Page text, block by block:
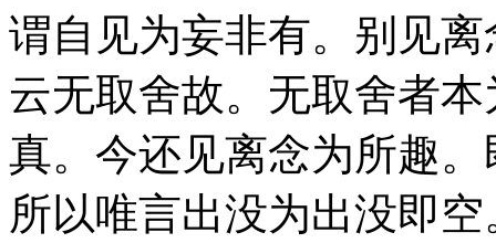
谓自见为妄非有。别见
云无取舍故。无取舍者
真。今还见离念为所趣
所以唯言出没为出没即